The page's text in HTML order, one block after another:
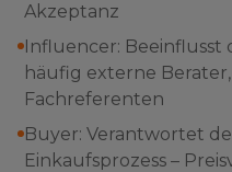
Akzeptanz
Influencer: Beeinflusst
häufig externe
Fachreferenten
Buyer: Verantwortet
Einkaufsprozess –